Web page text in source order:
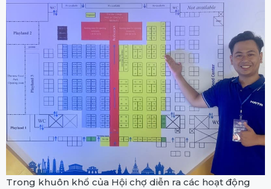
Trong khuôn khổ của Hội chợ diễn ra các hoạt động